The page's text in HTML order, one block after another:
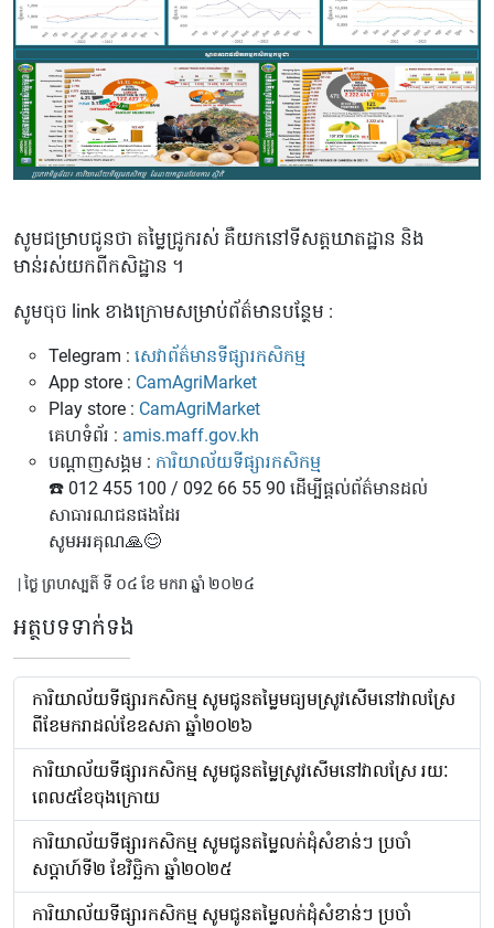
សូមជម្រាបជូនថា តម្លៃជ្រូករស់ គឺយកនៅទីសត្តឃាតដ្ឋាន និង
មាន់រស់យកពីកសិដ្ឋាន ។
សូមចុច link ខាងក្រោមសម្រាប់ព័ត៌មានបន្ថែម :
Telegram : សេវាព័ត៌មានទីផ្សារកសិកម្ម
App store : CamAgriMarket
Play store : CamAgriMarket
គេហទំព័រ : amis.maff.gov.kh
បណ្តាញសង្គម : ការិយាល័យទីផ្សារកសិកម្ម
☎️ 012 455 100 / 092 66 55 90 ដើម្បីផ្តល់ព័ត៌មានដល់
សាធារណជនផងដែរ
សូមអរគុណ🙏😊
| ថ្ងៃ ព្រហស្បតិ៍ ទី ០៤ ខែ មករា ឆ្នាំ ២០២៤
អត្ថបទទាក់ទង
ការិយាល័យទីផ្សារកសិកម្ម សូមជូនតម្លៃមធ្យមស្រូវសើមនៅវាលស្រែ
ពីខែមករាដល់ខែឧសភា ឆ្នាំ២០២៦
ការិយាល័យទីផ្សារកសិកម្ម សូមជូនតម្លៃស្រូវសើមនៅវាលស្រែ រយៈ
ពេល៥ខែចុងក្រោយ
ការិយាល័យទីផ្សារកសិកម្ម សូមជូនតម្លៃលក់ដុំសំខាន់ៗ ប្រចាំ
សប្តាហ៍ទី២ ខែវិច្ឆិកា ឆ្នាំ២០២៥
ការិយាល័យទីផ្សារកសិកម្ម សូមជូនតម្លៃលក់ដុំសំខាន់ៗ ប្រចាំ